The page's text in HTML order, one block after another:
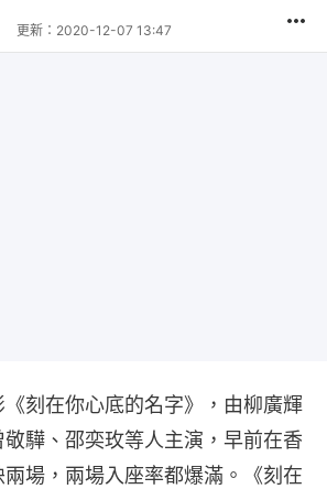
更新： 2020-12-07 13:47
刻在你心底的名字》，由柳廣輝
驊、邵奕玫等人主演，早前在香
場，兩場入座率都爆滿。《刻在